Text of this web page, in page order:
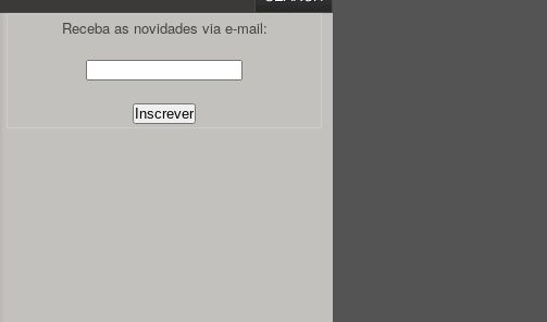
Receba as novidades via e-mail: